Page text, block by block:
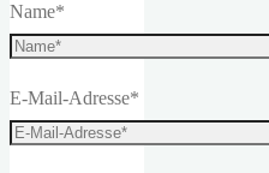
Name*
E-Mail-Adresse*